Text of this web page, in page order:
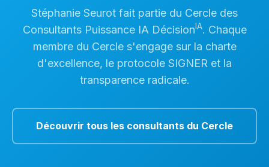
Stéphanie Seurot fait partie du Cercle des
Consultants Puissance IA Décision IA. Chaque
membre du Cercle s'engage sur la charte
d'excellence, le protocole SIGNER et la
transparence radicale.
Découvrir tous les consultants du Cercle